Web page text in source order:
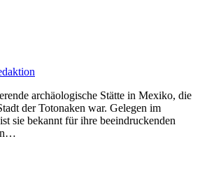
archäologische Stätte in Mexiko, die
der Totonaken war. Gelegen im
sie bekannt für ihre beeindruckenden